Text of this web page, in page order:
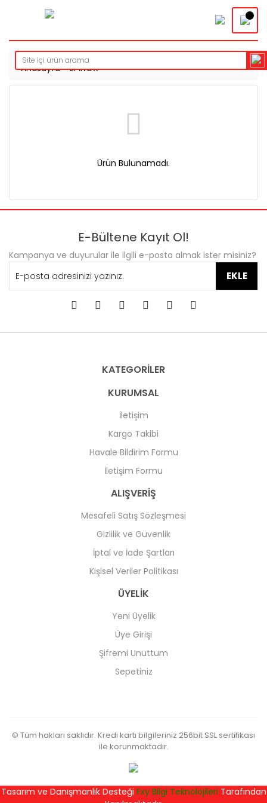
Anasayfa EPİNOX
Ürün Bulunamadı.
E-Bültene Kayıt Ol!
Kampanya ve duyurular ile ilgili e-posta almak ister misiniz?
EKLE
KATEGORİLER
KURUMSAL
İletişim
Kargo Takibi
Havale Bildirim Formu
İletişim Formu
ALIŞVERİŞ
Mesafeli Satış Sözleşmesi
Gizlilik ve Güvenlik
İptal ve İade Şartları
Kişisel Veriler Politikası
ÜYELİK
Yeni Üyelik
Üye Girişi
Şifremi Unuttum
Sepetiniz
© Tüm hakları saklıdır. Kredi kartı bilgileriniz 256bit SSL sertifikası
ile korunmaktadır.
Tasarım ve Danışmanlık Desteği Fxy Bilgi Teknolojileri Tarafından